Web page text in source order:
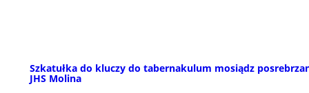
Szkatułka do kluczy do tabernakulum mosiądz
JHS Molina